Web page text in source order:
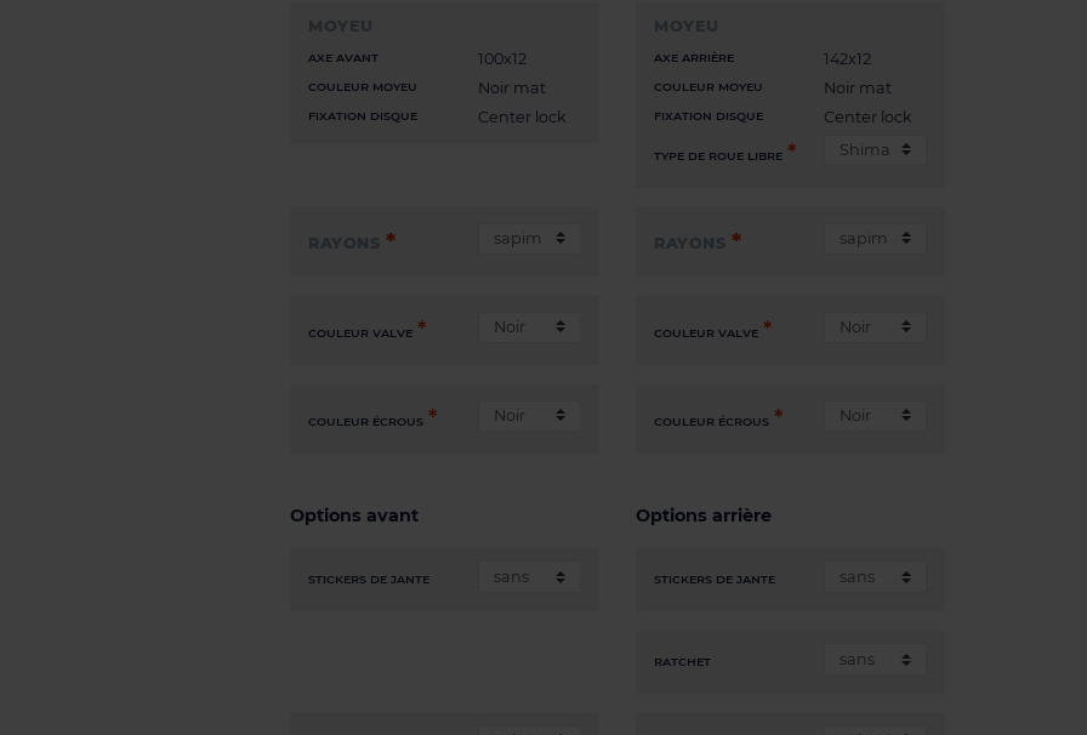
MOYEU
AXE AVANT 100x12
COULEUR MOYEU Noir mat
FIXATION DISQUE Center lock
RAYONS
COULEUR VALVE
COULEUR ÉCROUS
MOYEU
AXE ARRIÈRE 142x12
COULEUR MOYEU Noir mat
FIXATION DISQUE Center lock
TYPE DE ROUE LIBRE
RAYONS
COULEUR VALVE
COULEUR ÉCROUS
Options avant
STICKERS DE JANTE
Options arrière
STICKERS DE JANTE
RATCHET